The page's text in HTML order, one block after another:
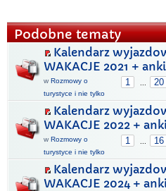
Podobne tematy
Kalendarz
WAKACJE 2021 +
1 20
w Rozmowy o
turystyce i nie tylko
Kalendarz
WAKACJE 2022 +
1 16
w Rozmowy o
turystyce i nie tylko
Kalendarz
WAKACJE 2024 +